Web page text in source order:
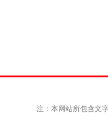
注：本网站所包含文